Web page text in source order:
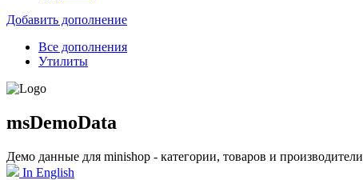
Добавить дополнение
Все дополнения
Утилиты
msDemoData
Демо данные для minishop - категории, товаров и производители
In English